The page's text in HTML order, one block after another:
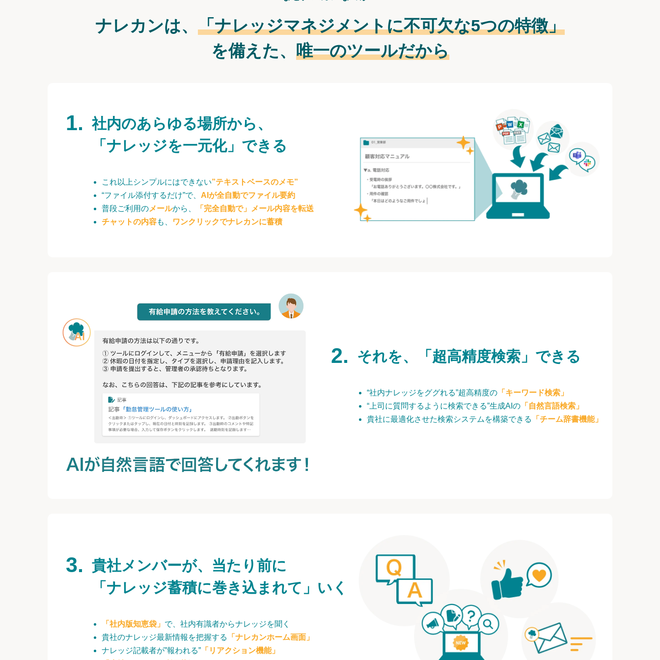
ナレカンは、 「ナレッジマネジメントに不可欠な5つの特徴」
を備えた、 唯一のツールだから
社内のあらゆる場所から、
「ナレッジを一元化」できる
これ以上シンプルにはできない”テキストベースのメモ”
“ファイル添付するだけ”で、 AIが全自動でファイル要約
普段ご利用のメールから、
「完全自動で」メール内容を転送
チャットの内容も、 ワンクリックでナレカンに蓄積
それを、「超高精度検索」できる
“社内ナレッジをググれる”超高精度の 「キーワード検索」
“上司に質問するように検索できる”生成AIの 「自然言語検索」
貴社に最適化させた検索システムを構築できる
「チーム辞書機能」
貴社メンバーが、当たり前に
「ナレッジ蓄積に巻き込まれて」いく
「社内版知恵袋」 で、社内有識者からナレッジを聞く
貴社のナレッジ最新情報を把握する
「ナレカンホーム画面」
ナレッジ記載者が”報われる” 「リアクション機能」